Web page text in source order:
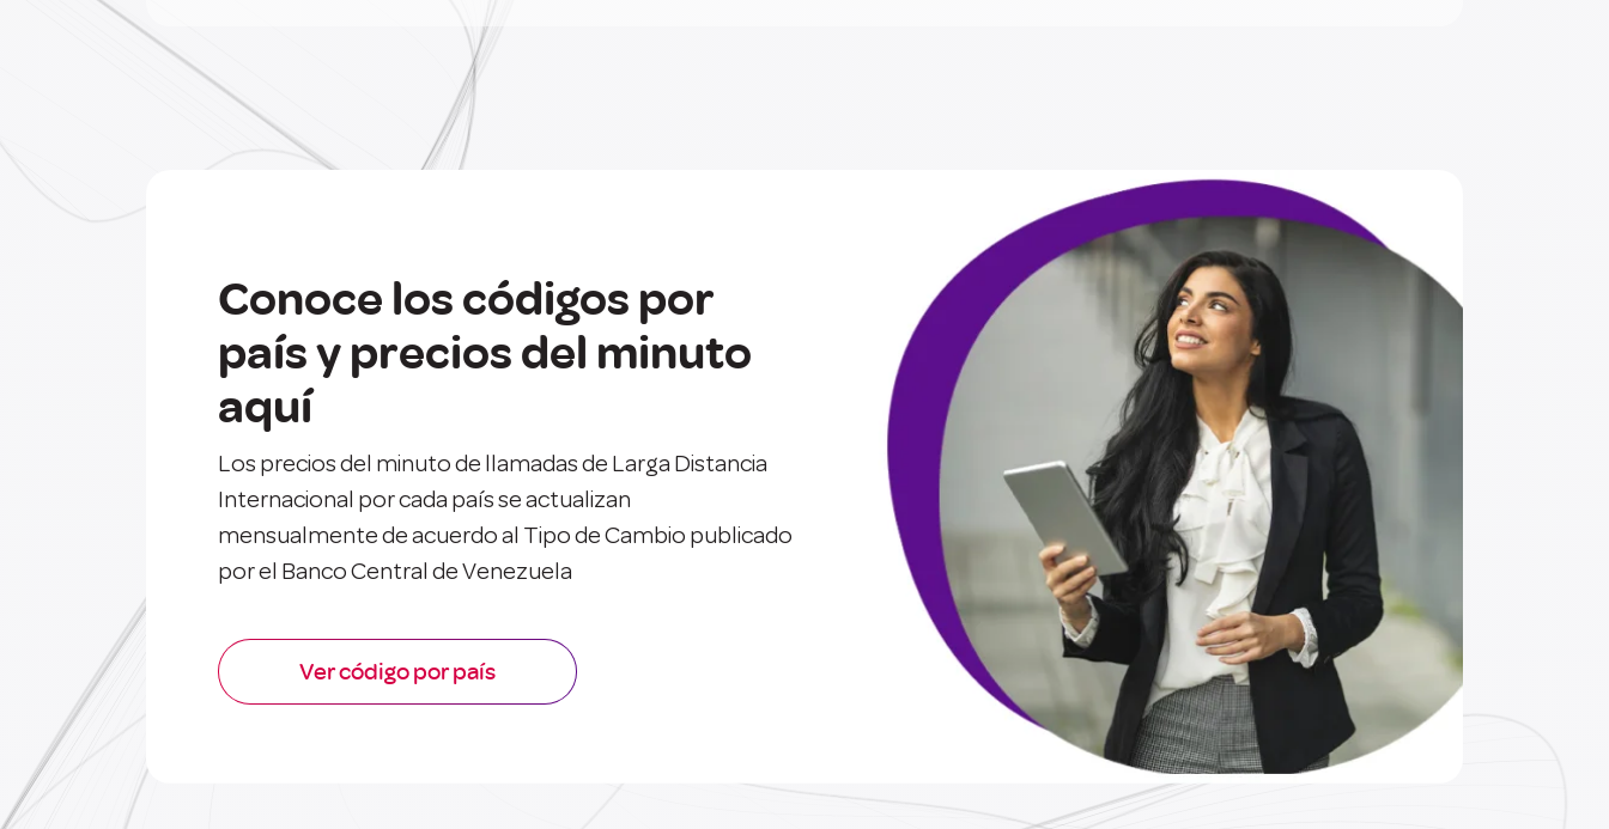
Conoce los códigos por
país y precios del minuto
aquí
Los precios del minuto de llamadas de Larga Distancia
Internacional por cada país se actualizan
mensualmente de acuerdo al Tipo de Cambio publicado
por el Banco Central de Venezuela
Ver código por país